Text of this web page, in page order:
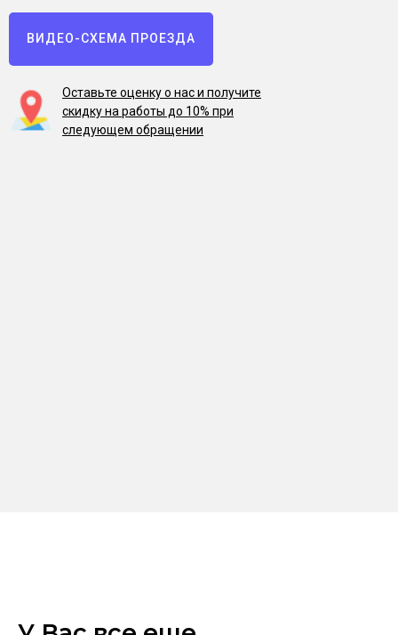
ВИДЕО-СХЕМА ПРОЕЗДА
Оставьте оценку о нас и получите
скидку на работы до 10% при
следующем обращении